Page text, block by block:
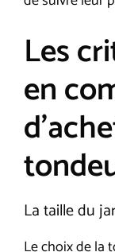
Les
en
La taille du
Le choix de la